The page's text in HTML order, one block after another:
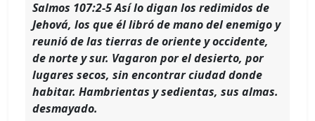
Salmos 107:2-5 Así lo digan los redimidos de
Jehová, los que él libró de mano del enemigo y
reunió de las tierras de oriente y occidente,
de norte y sur. ​Vagaron por el desierto, por
lugares secos, sin encontrar ciudad donde
habitar. Hambrientas y sedientas, sus almas.
desmayado.